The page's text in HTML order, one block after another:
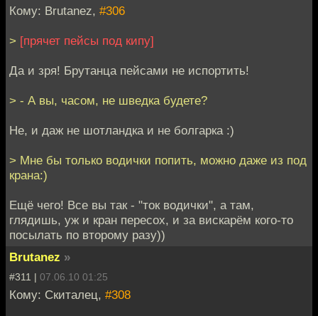
Кому: Brutanez, #306
> [прячет пейсы под кипу]
Да и зря! Брутанца пейсами не испортить!
> - А вы, часом, не шведка будете?
Не, и даж не шотландка и не болгарка :)
> Мне бы только водички попить, можно даже из под
крана:)
Ещё чего! Все вы так - "ток водички", а там,
глядишь, уж и кран пересох, и за вискарём кого-то
посылать по второму разу))
Brutanez »
#311 | 07.06.10 01:25
Кому: Скиталец, #308